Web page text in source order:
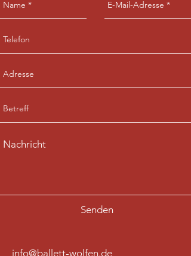
Senden
info@ballett-wolfen.de